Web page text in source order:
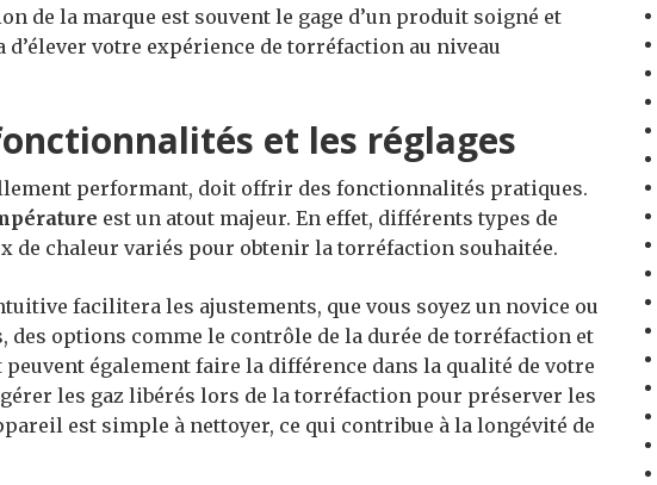
de la marque est souvent le gage d’un produit soigné et
votre expérience de torréfaction au niveau
et les réglages
performant, doit offrir des fonctionnalités pratiques.
est un atout majeur. En effet, différents types de
de chaleur variés pour obtenir la torréfaction souhaitée.
facilitera les ajustements, que vous soyez un novice ou
des options comme le contrôle de la durée de torréfaction et
également faire la différence dans la qualité de votre
les gaz libérés lors de la torréfaction pour préserver les
est simple à nettoyer, ce qui contribue à la longévité de